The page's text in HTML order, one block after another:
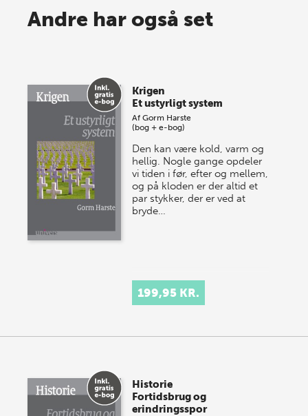
Spar op til 70% til sommer-
store sommer-lagersalg, så sæt kryds i kalenderen
onsdag den 10. j…
Andre har også set
Krigen
Et ustyrligt system
AfGorm Harste
(bog + e-bog)
Den kan være kold, varm og
hellig. Nogle gange opdeler
vi tiden i før, efter og mellem,
og på kloden er der altid et
par stykker, der er ved at
bryde…
199,95 KR.
Historie
Fortidsbrug og
erindringsspor